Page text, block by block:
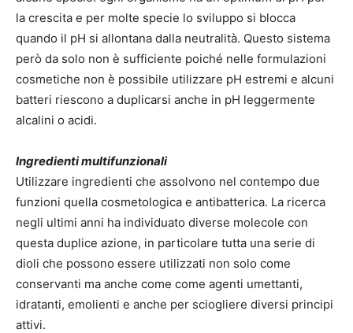
la crescita e per molte specie lo sviluppo si blocca
quando il pH si allontana dalla neutralità. Questo sistema
però da solo non è sufficiente poiché nelle formulazioni
cosmetiche non è possibile utilizzare pH estremi e alcuni
batteri riescono a duplicarsi anche in pH leggermente
alcalini o acidi.
Ingredienti multifunzionali
Utilizzare ingredienti che assolvono nel contempo due
funzioni quella cosmetologica e antibatterica. La ricerca
negli ultimi anni ha individuato diverse molecole con
questa duplice azione, in particolare tutta una serie di
dioli che possono essere utilizzati non solo come
conservanti ma anche come come agenti umettanti,
idratanti, emolienti e anche per sciogliere diversi principi
attivi.